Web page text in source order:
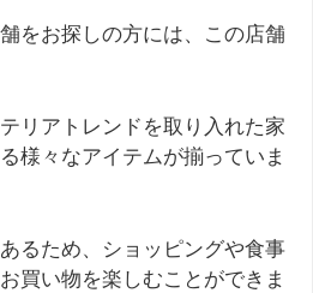
をお探しの方には、この店舗
リアトレンドを取り入れた家
様々なアイテムが揃っていま
るため、ショッピングや食事
買い物を楽しむことができま